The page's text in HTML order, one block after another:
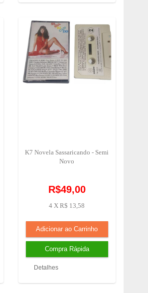
K7 Novela Sassaricando - Semi
Novo
R$49,00
4 X R$ 13,58
Detalhes